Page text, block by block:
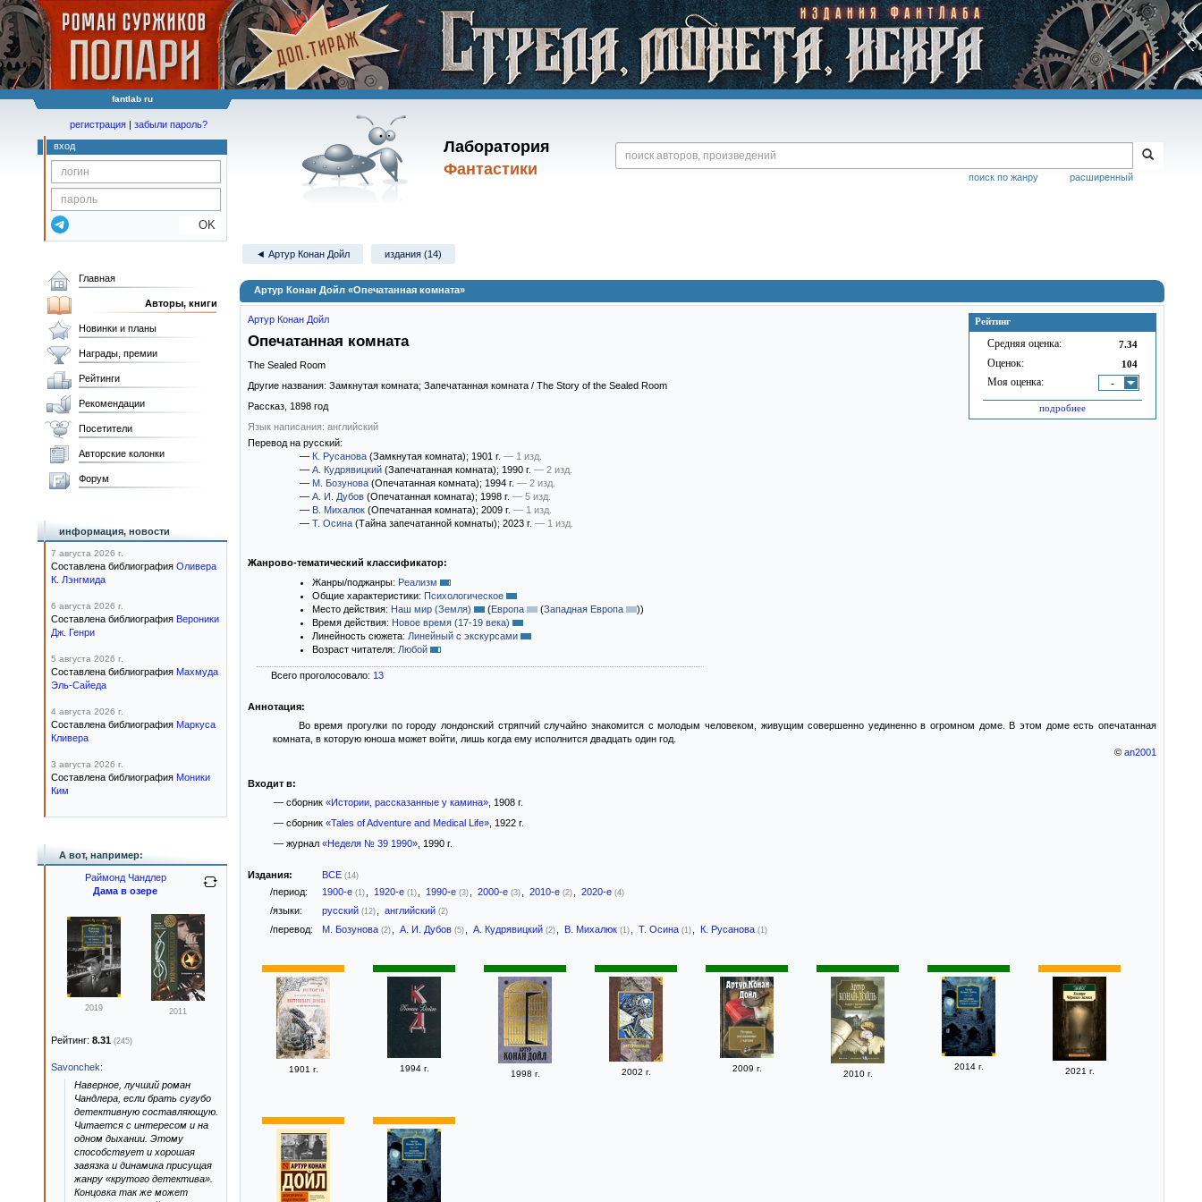
fantlab ru
Лаборатория
Фантастики
расширенный
поиск по жанру
регистрация | забыли пароль?
вход
OK
◄ Артур Конан Дойл издания (14)
Артур Конан Дойл «Опечатанная комната»
Рейтинг
Средняя оценка: 7.34
Оценок: 104
Моя оценка: -
подробнее
Артур Конан Дойл
Опечатанная комната
The Sealed Room
Другие названия: Замкнутая комната; Запечатанная комната / The Story of the Sealed Room
Рассказ, 1898 год
Язык написания: английский
Перевод на русский:
— К. Русанова (Замкнутая комната); 1901 г. — 1 изд.
— А. Кудрявицкий (Запечатанная комната); 1990 г. — 2 изд.
— М. Бозунова (Опечатанная комната); 1994 г. — 2 изд.
— А. И. Дубов (Опечатанная комната); 1998 г. — 5 изд.
— В. Михалюк (Опечатанная комната); 2009 г. — 1 изд.
— Т. Осина (Тайна запечатанной комнаты); 2023 г. — 1 изд.
Жанрово-тематический классификатор:
Жанры/поджанры: Реализм
Общие характеристики: Психологическое
Место действия: Наш мир (Земля) (Европа (Западная Европа ))
Время действия: Новое время (17-19 века)
Линейность сюжета: Линейный с экскурсами
Возраст читателя: Любой
Всего проголосовало: 13
Аннотация:
Во время прогулки по городу лондонский стряпчий случайно знакомится с молодым человеком, живущим совершенно уединенно в огромном доме. В этом доме есть опечатанная
комната, в которую юноша может войти, лишь когда ему исполнится двадцать один год.
© an2001
Входит в:
— сборник «Истории, рассказанные у камина», 1908 г.
— сборник «Tales of Adventure and Medical Life», 1922 г.
— журнал «Неделя № 39 1990», 1990 г.
Издания: ВСЕ (14)
/период: 1900-е (1) 1920-е (1) 1990-е (3) 2000-е (3) 2010-е (2) 2020-е (4)
/языки: русский (12) английский (2)
/перевод: М. Бозунова (2) А. И. Дубов (5) А. Кудрявицкий (2) В. Михалюк (1) Т. Осина (1) К. Русанова (1)
1901 г. 1994 г.
1998 г. 2002 г. 2009 г.
2010 г.
2014 г. 2021 г.
Главная
Авторы, книги
Новинки и планы
Награды, премии
Рейтинги
Рекомендации
Посетители
Авторские колонки
Форум
информация, новости
7 августа 2026 г.
Составлена библиография Оливера
К. Лэнгмида
6 августа 2026 г.
Составлена библиография Вероники
Дж. Генри
5 августа 2026 г.
Составлена библиография Махмуда
Эль-Сайеда
4 августа 2026 г.
Составлена библиография Маркуса
Кливера
3 августа 2026 г.
Составлена библиография Моники
Ким
А вот, например:
Раймонд Чандлер
Дама в озере
2019 2011
Рейтинг: 8.31 (245)
Savonchek:
Наверное, лучший роман
Чандлера, если брать сугубо
детективную составляющую.
Читается с интересом и на
одном дыхании. Этому
способствует и хорошая
завязка и динамика присущая
жанру «крутого детектива».
Концовка так же может